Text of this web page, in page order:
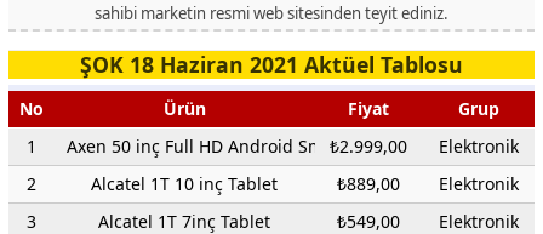
sahibi marketin resmi web sitesinden teyit ediniz.
ŞOK 18 Haziran 2021 Aktüel Tablosu
No Ürün Fiyat
Grup
1
Axen 50 inç Full HD Android Smart Led Tv
₺2.999,00
Elektronik
2
Alcatel 1T 10 inç Tablet ₺889,00
Elektronik
3
Alcatel 1T 7inç Tablet ₺549,00
Elektronik